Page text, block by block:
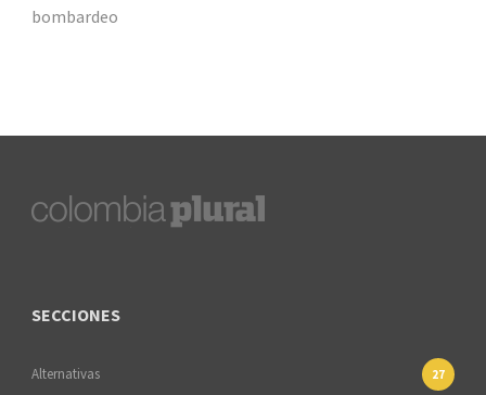
bombardeo
SECCIONES
Alternativas 27